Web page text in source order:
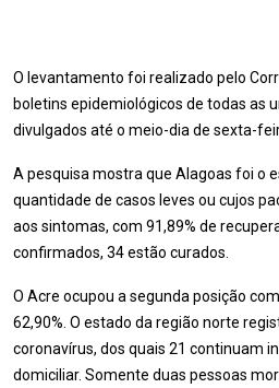
O levantamento foi realizado pelo
boletins epidemiológicos de todas as
divulgados até o meio-dia de sexta-
A pesquisa mostra que Alagoas foi o
quantidade de casos leves ou cujos
aos sintomas, com 91,89% de
confirmados, 34 estão curados.
O Acre ocupou a segunda posição
62,90%. O estado da região norte
coronavírus, dos quais 21 continuam
domiciliar. Somente duas pessoas